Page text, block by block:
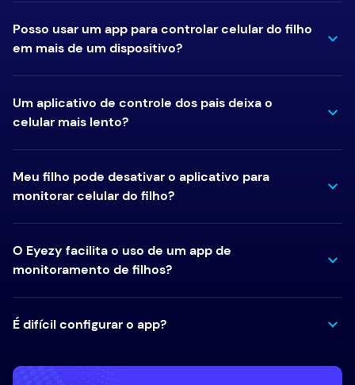
Posso usar um app para controlar celular do filho
em mais de um dispositivo?
Um aplicativo de controle dos pais deixa o
celular mais lento?
Meu filho pode desativar o aplicativo para
monitorar celular do filho?
O Eyezy facilita o uso de um app de
monitoramento de filhos?
É difícil configurar o app?